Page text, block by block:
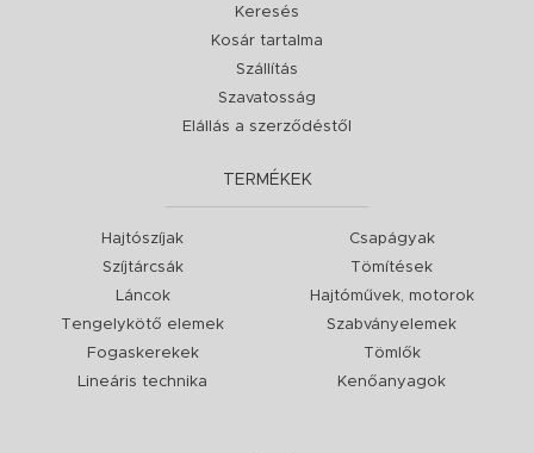
Keresés
Kosár tartalma
Szállítás
Szavatosság
Elállás a szerződéstől
TERMÉKEK
Hajtószíjak
Szíjtárcsák
Láncok
Tengelykötő elemek
Fogaskerekek
Lineáris technika
Csapágyak
Tömítések
Hajtóművek, motorok
Szabványelemek
Tömlők
Kenőanyagok